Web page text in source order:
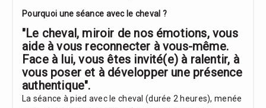
Pourquoi une séance avec le cheval ?
"Le cheval, miroir de nos émotions, vous
aide à vous reconnecter à vous-même.
Face à lui, vous êtes invité(e) à ralentir, à
vous poser et à développer une présence
authentique".
La séance à pied avec le cheval (durée 2 heures), menée